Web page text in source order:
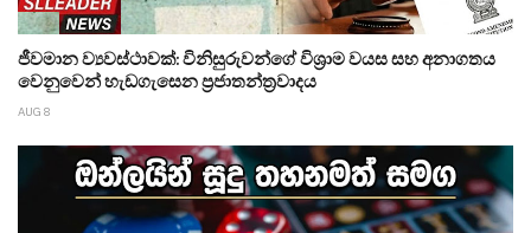
ජීවමාන ව්‍යවස්ථාවක්: විනිසුරුවන්ගේ විශ්‍රාම වයස සහ අනාගතය
වෙනුවෙන් හැඩගැසෙන ප්‍රජාතන්ත්‍රවාදය
AUG 8